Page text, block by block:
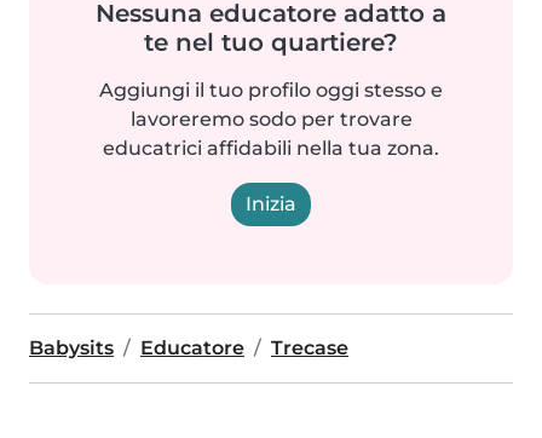
Nessuna educatore adatto a
te nel tuo quartiere?
Aggiungi il tuo profilo oggi stesso e
lavoreremo sodo per trovare
educatrici affidabili nella tua zona.
Inizia
Babysits Educatore Trecase